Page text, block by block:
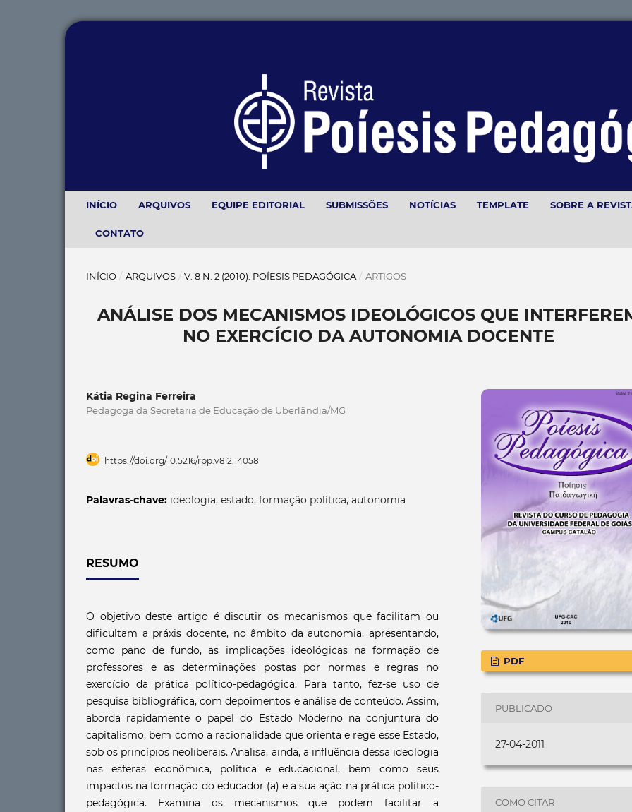
INÍCIO ARQUIVOS EQUIPE EDITORIAL SUBMISSÕES NOTÍCIAS TEMPLATE SOBRE A
CONTATO
INÍCIO / ARQUIVOS / V. 8 N. 2 (2010): POÍESIS PEDAGÓGICA / ARTIGOS
ANÁLISE DOS MECANISMOS IDEOLÓGICOS QUE
NO EXERCÍCIO DA AUTONOMIA DOCENTE
Kátia Regina Ferreira
Pedagoga da Secretaria de Educação de Uberlândia/MG
https://doi.org/10.5216/rpp.v8i2.14058
Palavras-chave: ideologia, estado, formação política, autonomia
RESUMO
O objetivo deste artigo é discutir os mecanismos que facilitam ou
dificultam a práxis docente, no âmbito da autonomia, apresentando,
como pano de fundo, as implicações ideológicas na formação de
professores e as determinações postas por normas e regras no
exercício da prática político-pedagógica. Para tanto, fez-se uso de
pesquisa bibliográfica, com depoimentos e análise de conteúdo. Assim,
aborda rapidamente o papel do Estado Moderno na conjuntura do
capitalismo, bem como a racionalidade que orienta e rege esse Estado,
sob os princípios neoliberais. Analisa, ainda, a influência dessa ideologia
nas esferas econômica, política e educacional, bem como seus
impactos na formação do educador (a) e a sua ação na prática político-
pedagógica. Examina os mecanismos que podem facilitar a
PDF
PUBLICADO
27-04-2011
COMO CITAR